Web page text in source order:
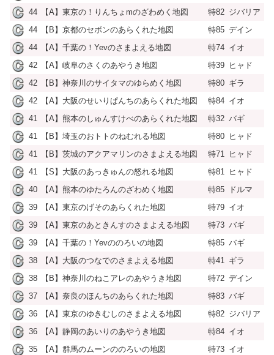
44
【A】東京の！りんちょmのざわめく地図 特82 ジバリア
44
【B】京都のセボンのあらくれた地図 特85 デイン
44
【A】千葉の！Yevのさまよえる地図 特74 イオ
42
【A】岐阜のさくのあやうき地図 特39 ヒャド
42
【B】神奈川のサイタマのゆらめく地図 特80 ギラ
42
【A】大阪のせいりぱんちのあらくれた地図 特84 イオ
41
【A】熊本のしゅんすけべのあらくれた地図 特32 バギ
41
【B】埼玉のおトトのねむれる地図 特80 ヒャド
41
【B】茨城のアクアマリンのさまよえる地図 特71 ヒャド
41
【S】大阪のあっきゅんの怒れる地図 特81 ヒャド
40
【A】熊本のゆたろんのざわめく地図 特85
ドルマ
39
【A】東京のげそのあらくれた地図 特79 イオ
39
【A】東京のあときんすのさまよえる地図 特73 バギ
39
【A】千葉の！Yevののろいの地図 特85 バギ
38
【A】大阪のつなでのさまよえる地図 特41 ギラ
38
【B】神奈川のねこアレのあやうき地図 特72 デイン
37
【A】奈良のほんちのあらくれた地図 特83 バギ
36
【A】東京のゆきむしのさまよえる地図 特82 ジバリア
36
【A】静岡のあいりのあやうき地図 特84 イオ
35
【A】群馬のムーンののろいの地図 特73 イオ